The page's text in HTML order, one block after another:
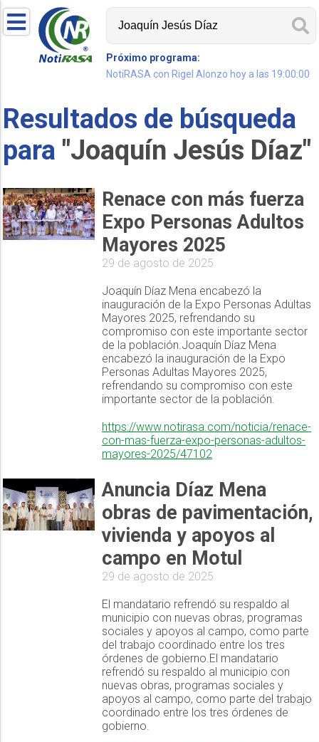
Próximo programa:
NotiRASA con Rigel Alonzo hoy a las 19:00:00
Resultados de búsqueda
para "Joaquín Jesús Díaz"
Renace con más fuerza
Expo Personas Adultos
Mayores 2025
29 de agosto de 2025
Joaquín Díaz Mena encabezó la
inauguración de la Expo Personas Adultas
Mayores 2025, refrendando su
compromiso con este importante sector
de la población.Joaquín Díaz Mena
encabezó la inauguración de la Expo
Personas Adultas Mayores 2025,
refrendando su compromiso con este
importante sector de la población.
https://www.notirasa.com/noticia/renace-
con-mas-fuerza-expo-personas-adultos-
mayores-2025/47102
Anuncia Díaz Mena
obras de pavimentación,
vivienda y apoyos al
campo en Motul
29 de agosto de 2025
El mandatario refrendó su respaldo al
municipio con nuevas obras, programas
sociales y apoyos al campo, como parte
del trabajo coordinado entre los tres
órdenes de gobierno.El mandatario
refrendó su respaldo al municipio con
nuevas obras, programas sociales y
apoyos al campo, como parte del trabajo
coordinado entre los tres órdenes de
gobierno.